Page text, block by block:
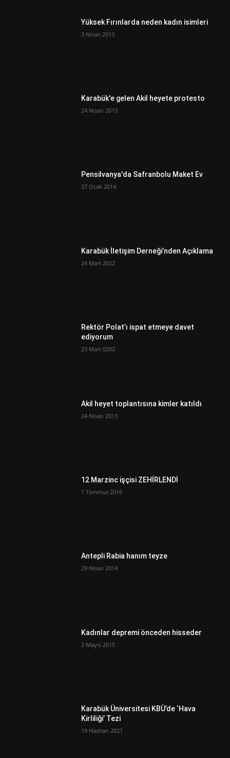
Yüksek Fırınlarda neden kadın isimleri
3 Nisan 2013
Karabük'e gelen Akil heyete protesto
24 Nisan 2013
Pensilvanya'da Safranbolu Maket Ev
27 Ocak 2014
Karabük İletişim Derneği’nden Açıklama
24 Mart 2022
Rektör Polat’ı ispat etmeye davet
ediyorum
23 Mart 0202
Akil heyet toplantısına kimler katıldı
24 Nisan 2013
12 Marzinc işçisi ZEHİRLENDİ
1 Temmuz 2016
Antepli Rabia hanım teyze
29 Nisan 2014
Kadınlar depremi önceden hisseder
2 Mayıs 2015
Karabük Üniversitesi KBÜ’de ‘Hava
Kirliliği’ Tezi
19 Haziran 2021